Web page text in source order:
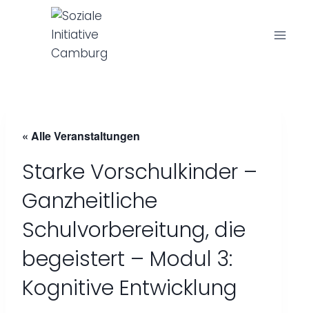
« Alle Veranstaltungen
Starke Vorschulkinder –
Ganzheitliche
Schulvorbereitung, die
begeistert – Modul 3:
Kognitive Entwicklung